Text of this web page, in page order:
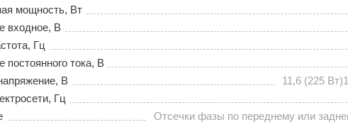
мощность, Вт
входное, В
Гц
постоянного тока, В
В
11,6 (225
Гц
Отсечки фазы по переднему или